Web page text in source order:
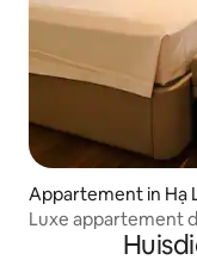
Appartement in Hạ
Luxe appartement